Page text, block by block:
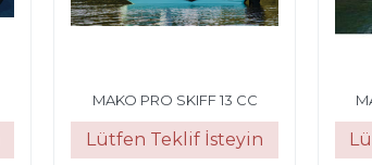
MAKO PRO SKIFF 13 CC
Lütfen Teklif İsteyin